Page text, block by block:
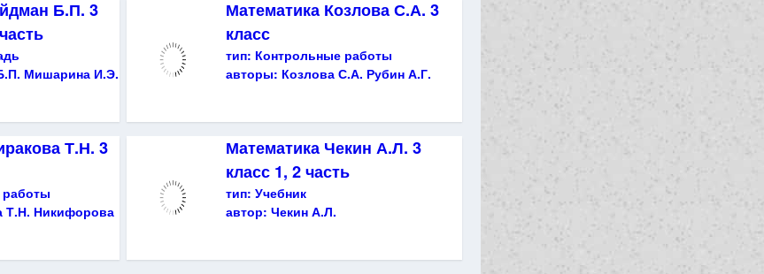
Б.П. 3
Мишарина И.Э.
Математика Козлова С.А. 3
класс
тип: Контрольные работы
авторы: Козлова С.А. Рубин А.Г.
Т.Н. 3
Т.Н. Никифорова
Математика Чекин А.Л. 3
класс 1, 2 часть
тип:Учебник
автор:Чекин А.Л.